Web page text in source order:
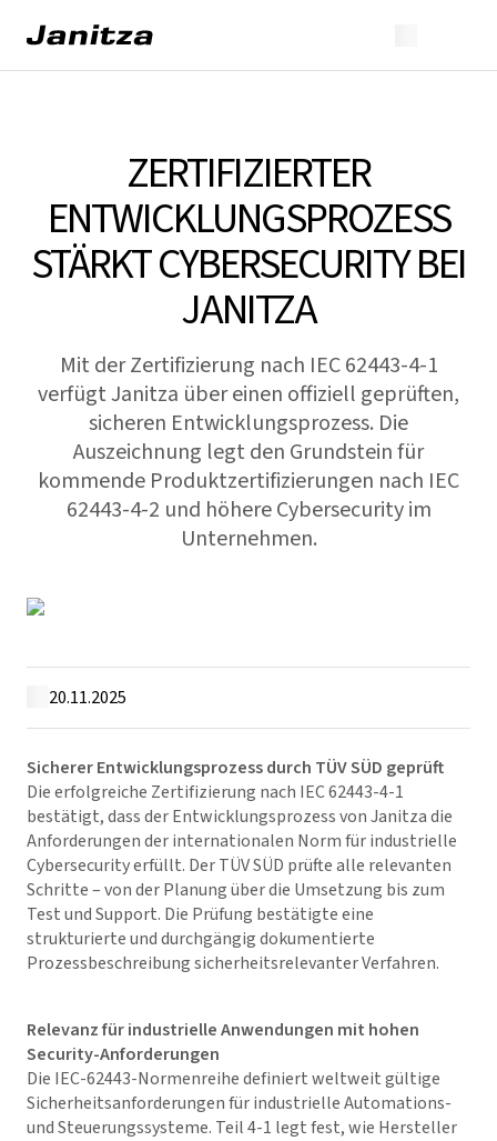
ZERTIFIZIERTER
ENTWICKLUNGSPROZESS
STÄRKT CYBERSECURITY BEI
JANITZA
Mit der Zertifizierung nach IEC 62443-4-1
verfügt Janitza über einen offiziell geprüften,
sicheren Entwicklungsprozess. Die
Auszeichnung legt den Grundstein für
kommende Produktzertifizierungen nach IEC
62443-4-2 und höhere Cybersecurity im
Unternehmen.
20.11.2025
Sicherer Entwicklungsprozess durch TÜV SÜD geprüft
Die erfolgreiche Zertifizierung nach IEC 62443-4-1
bestätigt, dass der Entwicklungsprozess von Janitza die
Anforderungen der internationalen Norm für industrielle
Cybersecurity erfüllt. Der TÜV SÜD prüfte alle relevanten
Schritte – von der Planung über die Umsetzung bis zum
Test und Support. Die Prüfung bestätigte eine
strukturierte und durchgängig dokumentierte
Prozessbeschreibung sicherheitsrelevanter Verfahren.
Relevanz für industrielle Anwendungen mit hohen
Security-Anforderungen
Die IEC-62443-Normenreihe definiert weltweit gültige
Sicherheitsanforderungen für industrielle Automations-
und Steuerungssysteme. Teil 4-1 legt fest, wie Hersteller